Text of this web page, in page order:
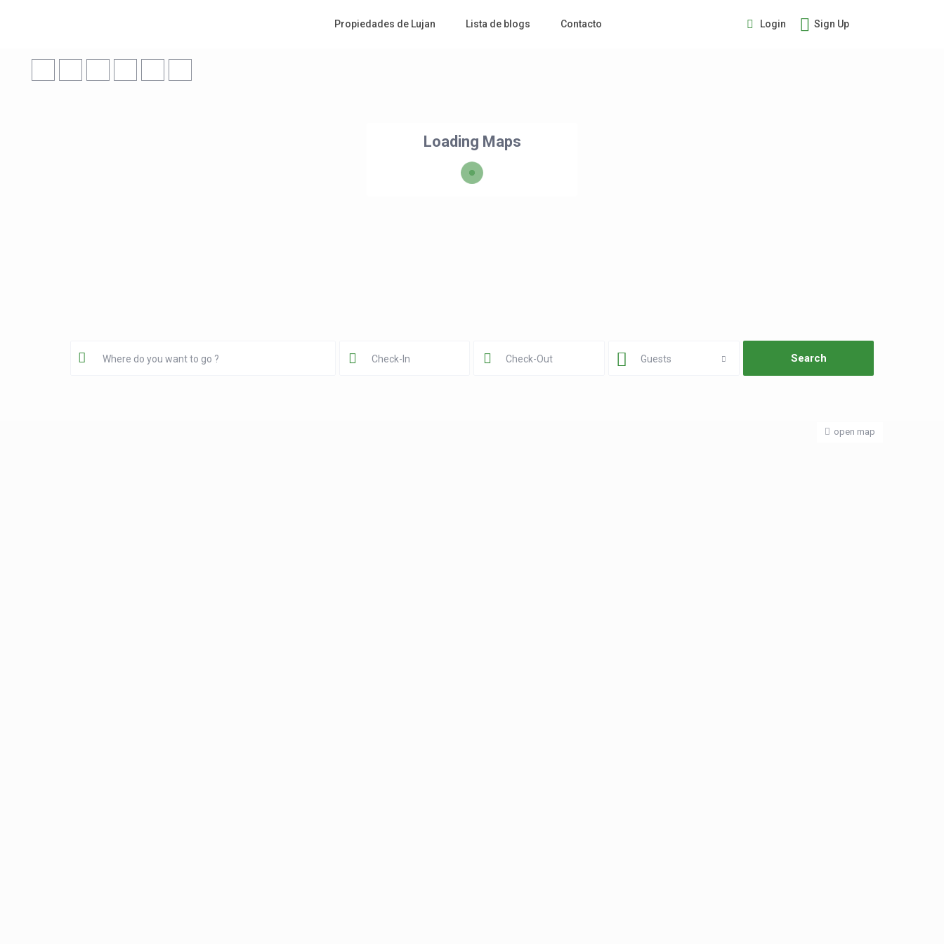
Login Sign Up
Propiedades de Lujan Lista de blogs Contacto
Loading Maps
open map
Guests